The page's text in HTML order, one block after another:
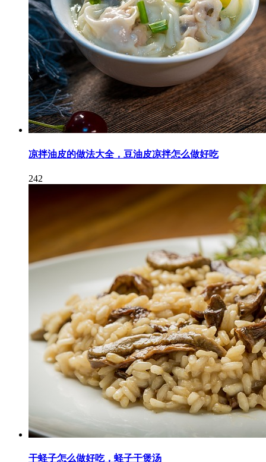
凉拌油皮的做法大全，豆油皮凉拌怎么做好吃
242
干蛏子怎么做好吃，蛏子干煲汤